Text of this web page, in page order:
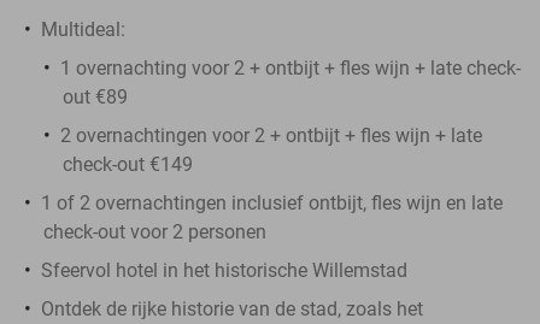
Multideal:
1 overnachting voor 2 + ontbijt + fles wijn + late check-
out €89
2 overnachtingen voor 2 + ontbijt + fles wijn + late
check-out €149
1 of 2 overnachtingen inclusief ontbijt, fles wijn en late
check-out voor 2 personen
Sfeervol hotel in het historische Willemstad
Ontdek de rijke historie van de stad, zoals het